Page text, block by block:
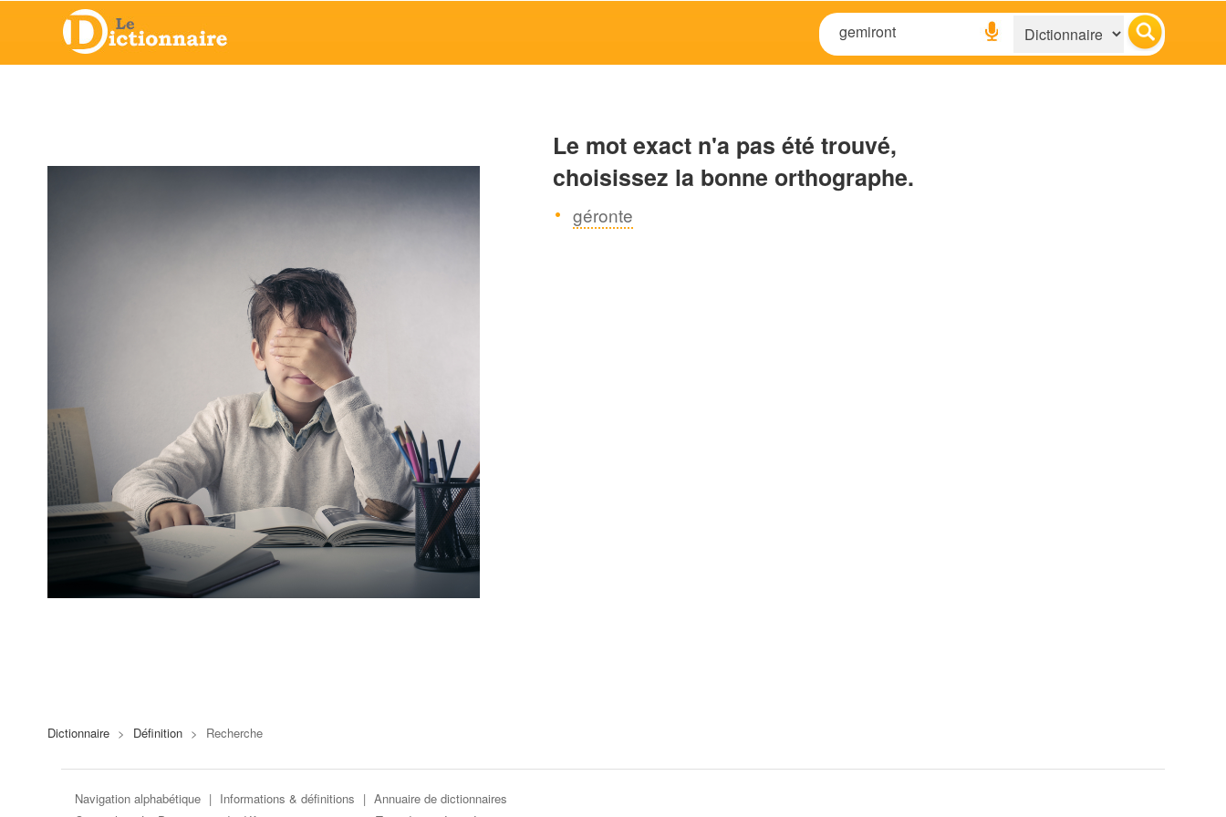
Le mot exact n'a pas été trouvé,
choisissez la bonne orthographe.
géronte
Dictionnaire > Définition > Recherche
Navigation alphabétique | Informations & définitions | Annuaire de dictionnaires